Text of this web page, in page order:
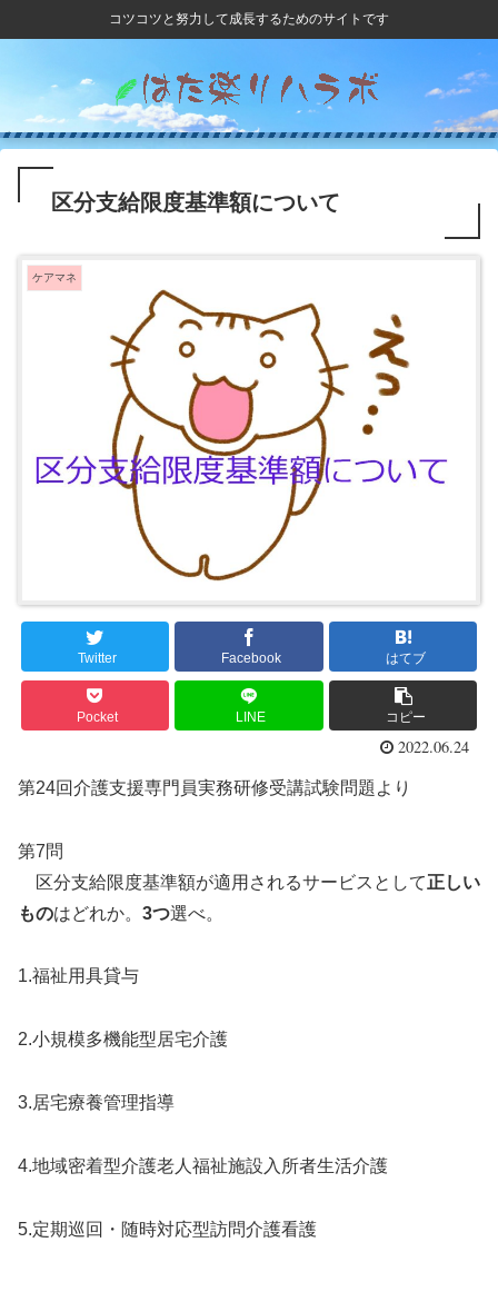
コツコツと努力して成長するためのサイトです
区分支給限度基準額について
ケアマネ
Twitter Facebook はてブ
Pocket LINE コピー
2022.06.24
第24回介護支援専門員実務研修受講試験問題より
第7問
区分支給限度基準額が適用されるサービスとして正しい
ものはどれか。 3つ選べ。
1.福祉用具貸与
2.小規模多機能型居宅介護
3.居宅療養管理指導
4.地域密着型介護老人福祉施設入所者生活介護
5.定期巡回・随時対応型訪問介護看護